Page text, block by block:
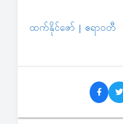
ထက်နိုင်ဇော် | ဧရာဝတီ